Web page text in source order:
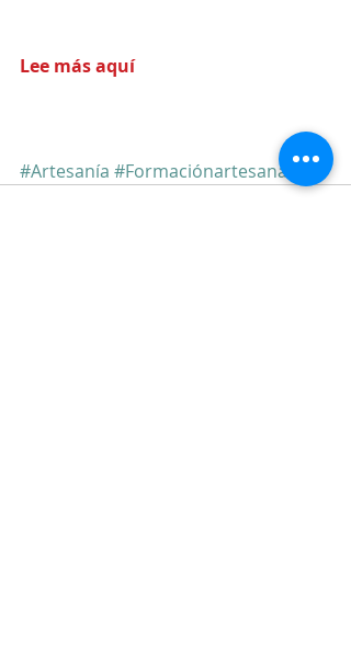
Lee más aquí
#Artesanía #Formaciónartesanal